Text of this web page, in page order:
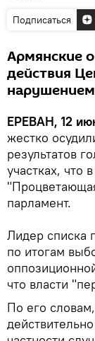
Подписаться
Армянские
действия
ЕРЕВАН, 12
жестко
результатов
участках, что
парламент.
Лидер списка
по итогам
что власти
По его